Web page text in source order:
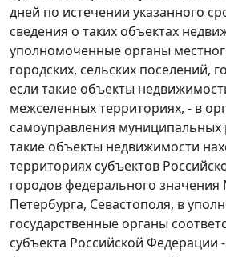
дней по истечении указанного
сведения о таких объектах
уполномоченные органы
городских, сельских поселений,
если такие объекты
межселенных территориях, - в
самоуправления муниципальных
такие объекты недвижимости
территориях субъектов
городов федерального значения
Петербурга, Севастополя, в
государственные органы
субъекта Российской Федерации